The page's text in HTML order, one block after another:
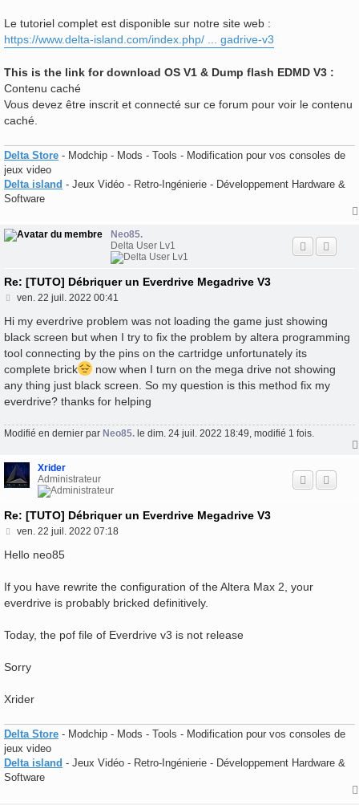
Le tutoriel complet est disponible sur notre site web :
https://www.delta-island.com/index.php/ ... gadrive-v3
This is the link for download OS V1 & Dump flash EDMD V3 :
Contenu caché
Vous devez être inscrit et connecté sur ce forum pour voir le contenu
caché.
Delta Store - Modchip - Mods - Tools - Modification pour vos consoles de
jeux video
Delta island - Jeux Vidéo - Retro-Ingénierie - Développement Hardware &
Software
Neo85.
Delta User Lv1
Re: [TUTO] Débriquer un Everdrive Megadrive V3
M
s
a
g
ven. 22 juil. 2022 00:41
Hi my everdrive problem was not loading the game just showing
black screen but when I try to fix the problem by altera programming
tool connecting by the pins on the cartridge unfortunately its
complete brick
now when I turn on the mega drive not showing
any thing just black screen. So my question is this method fix my
everdrive? thanks for helping
Modifié en dernier par Neo85. le dim. 24 juil. 2022 18:49, modifié 1 fois.
Xrider
Administrateur
Re: [TUTO] Débriquer un Everdrive Megadrive V3
M
s
g
ven. 22 juil. 2022 07:18
Hello neo85
If you have rewrite the configuration of the Altera Max 2, your
everdrive is probably bricked definitively.
Today, the pof file of Everdrive v3 is not release
Sorry
Xrider
Delta Store - Modchip - Mods - Tools - Modification pour vos consoles de
jeux video
Delta island - Jeux Vidéo - Retro-Ingénierie - Développement Hardware &
Software